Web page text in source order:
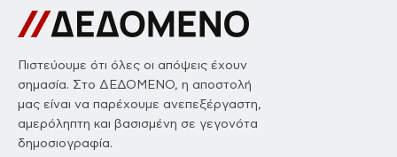
Πιστεύουμε ότι όλες οι απόψεις έχουν
σημασία. Στο ΔΕΔΟΜΕΝΟ, η αποστολή
μας είναι να παρέχουμε ανεπεξέργαστη,
αμερόληπτη και βασισμένη σε γεγονότα
δημοσιογραφία.